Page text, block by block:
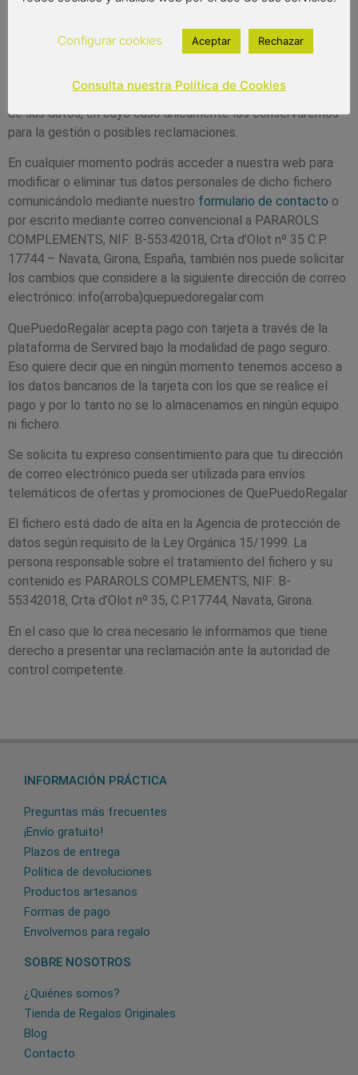
tratamiento de datos, la posibilidad de retirarlo en cualquier
sencillos, gratuitos y fácilmente accesibles (correo
Los interesados podrán solicitar la limitación del tratamiento
de sus datos, en cuyo caso únicamente los conservaremos
para la gestión o posibles reclamaciones.
En cualquier momento podrás acceder a nuestra web para
modificar o eliminar tus datos personales de dicho fichero
comunicándolo mediante nuestro formulario de contacto o
por escrito mediante correo convencional a PARAROLS
COMPLEMENTS, NIF: B-55342018, Crta d’Olot nº 35 C.P.
17744 – Navata, Girona, España, también nos puede solicitar
los cambios que considere a la siguiente dirección de correo
electrónico: info(arroba)quepuedoregalar.com
QuePuedoRegalar acepta pago con tarjeta a través de la
plataforma de Servired bajo la modalidad de pago seguro.
Eso quiere decir que en ningún momento tenemos acceso a
los datos bancarios de la tarjeta con los que se realice el
pago y por lo tanto no se lo almacenamos en ningún equipo
ni fichero.
Se solicita tu expreso consentimiento para que tu dirección
de correo electrónico pueda ser utilizada para envíos
telemáticos de ofertas y promociones de QuePuedoRegalar
El fichero está dado de alta en la Agencia de protección de
datos según requisito de la Ley Orgánica 15/1999. La
persona responsable sobre el tratamiento del fichero y su
contenido es PARAROLS COMPLEMENTS, NIF: B-
55342018, Crta d’Olot nº 35, C.P.17744, Navata, Girona.
En el caso que lo crea necesario le informamos que tiene
derecho a presentar una reclamación ante la autoridad de
control competente.
INFORMACIÓN PRÁCTICA
Preguntas más frecuentes
¡Envío gratuito!
Plazos de entrega
Política de devoluciones
Productos artesanos
Formas de pago
Envolvemos para regalo
SOBRE NOSOTROS
¿Quiénes somos?
Tienda de Regalos Originales
Blog
Contacto
Configurar cookies Aceptar Rechazar
Consulta nuestra Política de Cookies